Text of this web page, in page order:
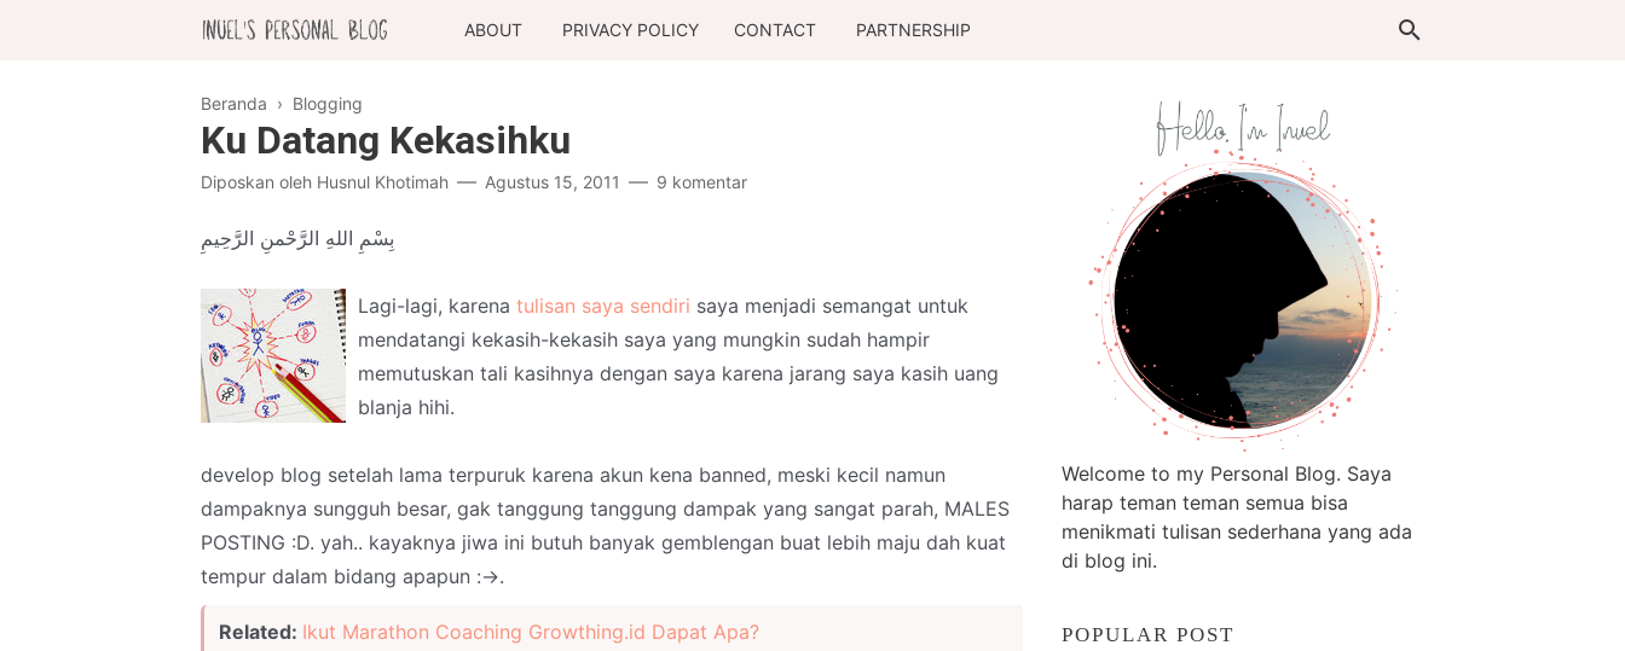
ABOUT PRIVACY POLICY CONTACT PARTNERSHIP
Beranda › Blogging
Ku Datang Kekasihku
Diposkan oleh Husnul Khotimah Agustus 15, 2011 9 komentar
بِسْمِ اللهِ الرَّحْمنِ الرَّحِيمِ
Lagi-lagi, karena tulisan saya sendiri saya menjadi semangat untuk
mendatangi kekasih-kekasih saya yang mungkin sudah hampir
memutuskan tali kasihnya dengan saya karena jarang saya kasih uang
blanja hihi.
develop blog setelah lama terpuruk karena akun kena banned, meski kecil namun
dampaknya sungguh besar, gak tanggung tanggung dampak yang sangat parah, MALES
POSTING :D. yah.. kayaknya jiwa ini butuh banyak gemblengan buat lebih maju dah kuat
tempur dalam bidang apapun :->.
Related: Ikut Marathon Coaching Growthing.id Dapat Apa?
Welcome to my Personal Blog. Saya
harap teman teman semua bisa
menikmati tulisan sederhana yang ada
di blog ini.
POPULAR POST